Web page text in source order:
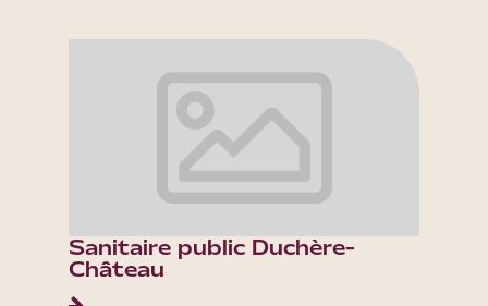
Sanitaire public Duchère-
Château